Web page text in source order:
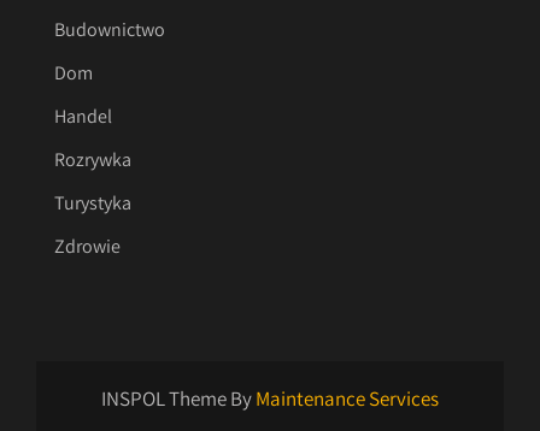
Budownictwo
Dom
Handel
Rozrywka
Turystyka
Zdrowie
INSPOL Theme ByMaintenance Services